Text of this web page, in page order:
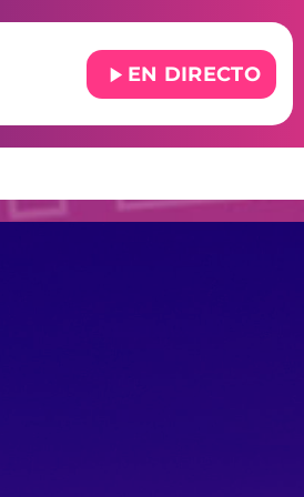
play_arrow EN DIRECTO